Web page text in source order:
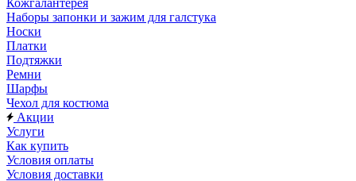
Кожгалантерея
Наборы запонки и зажим для галстука
Носки
Платки
Подтяжки
Ремни
Шарфы
Чехол для костюма
Акции
Услуги
Как купить
Условия оплаты
Условия доставки